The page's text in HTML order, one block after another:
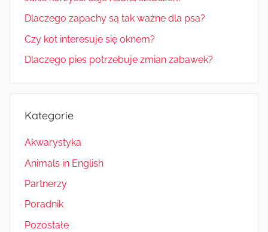
Dlaczego zapachy są tak ważne dla psa?
Czy kot interesuje się oknem?
Dlaczego pies potrzebuje zmian zabawek?
Kategorie
Akwarystyka
Animals in English
Partnerzy
Poradnik
Pozostałe